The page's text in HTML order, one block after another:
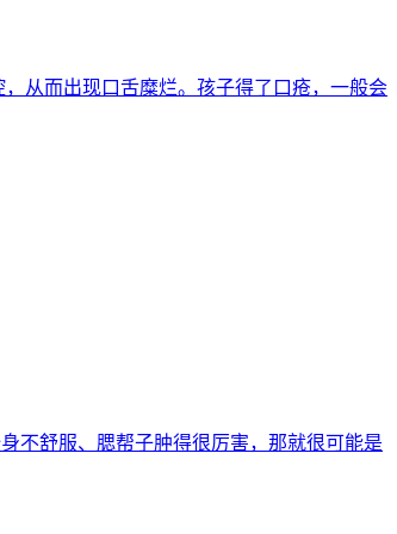
从而出现口舌糜烂。孩子得了口疮，一般会
不舒服、腮帮子肿得很厉害，那就很可能是